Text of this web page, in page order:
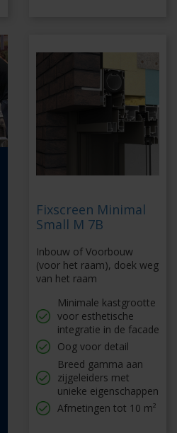
Fixscreen Minimal
Small M 7B
Inbouw of Voorbouw
(voor het raam), doek weg
van het raam
Minimale kastgrootte
voor esthetische
integratie in de facade
Oog voor detail
Breed gamma aan
zijgeleiders met
unieke eigenschappen
Afmetingen tot 10 m²